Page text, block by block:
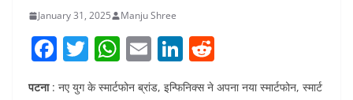
January 31, 2025 Manju Shree
F T
w
W
h
E
m
Li
n
पटना: नए युग के स्मार्टफोन ब्रांड, इन्फिनिक्स ने अपना नया स्मार्टफोन, स्मार्ट